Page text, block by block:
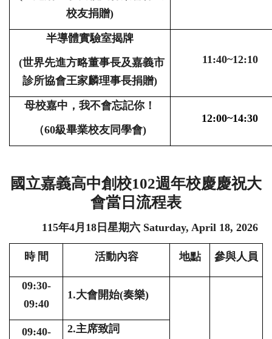
校友捐贈)
半導體實驗室揭牌
(世界先進方略董事長及嘉義市
診所協會王家麟理事長捐贈)
11:40~12:10
母校嘉中，我不會忘記你！
（60級畢業校友同學會)
12:00~14:30
國立嘉義高中創校102週年校慶慶祝大
會當日流程表
115年4月 18 日星期六 Saturday, April 18, 2026
時 間 活動內容 地點 參與人員
09:30-
09:40
1.大會開始(奏樂)
09:40-
2.主席致詞